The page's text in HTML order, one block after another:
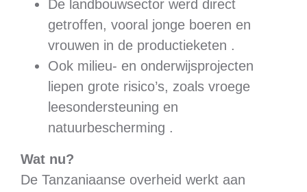
De landbouwsector werd direct
getroffen, vooral jonge boeren en
vrouwen in de productieketen .
Ook milieu- en onderwijsprojecten
liepen grote risico’s, zoals vroege
leesondersteuning en
natuurbescherming .
Wat nu?
De Tanzaniaanse overheid werkt aan